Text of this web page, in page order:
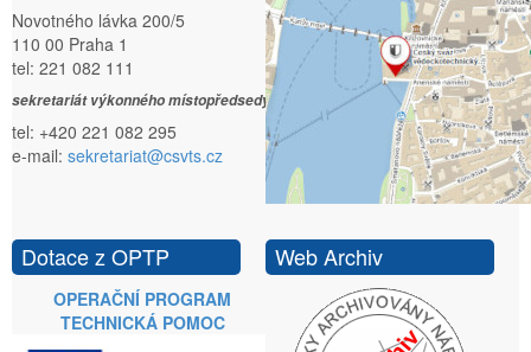
Novotného lávka 200/5
110 00 Praha 1
tel: 221 082 111
sekretariát výkonného místopředsedy:
tel: +420 221 082 295
e-mail: sekretariat@csvts.cz
Dotace z OPTP
OPERAČNÍ PROGRAM
TECHNICKÁ POMOC
Web Archiv